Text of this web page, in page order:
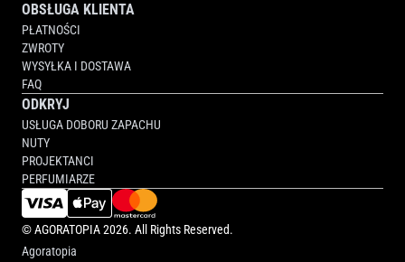
OBSŁUGA KLIENTA
PŁATNOŚCI
ZWROTY
WYSYŁKA I DOSTAWA
FAQ
ODKRYJ
USŁUGA DOBORU ZAPACHU
NUTY
PROJEKTANCI
PERFUMIARZE
©AGORATOPIA2026. All Rights Reserved.
Agoratopia